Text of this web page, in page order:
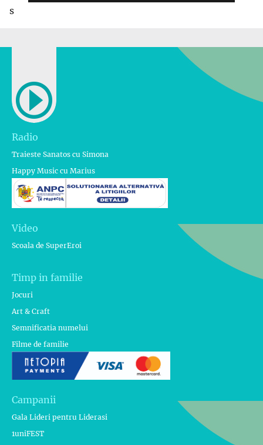
s
Radio
Traieste Sanatos cu Simona
Happy Music cu Marius
Video
Scoala de SuperEroi
Timp in familie
Jocuri
Art & Craft
Semnificatia numelui
Filme de familie
Campanii
Gala Lideri pentru Liderasi
1uniFEST